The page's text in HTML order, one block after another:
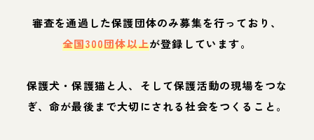
審査を通過した保護団体のみ募集を行っており、
全国300団体以上が登録しています。
保護犬・保護猫と人、そして保護活動の現場をつな
ぎ、命が最後まで大切にされる社会をつくること。